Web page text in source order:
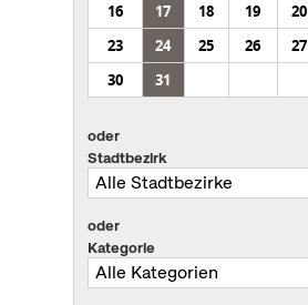
16
17 18 19 20
23
24 25 26 27
30
31
oder
Stadtbezirk
oder
Kategorie